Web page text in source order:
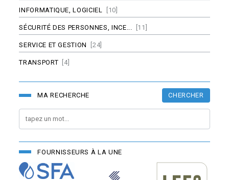
INFORMATIQUE, LOGICIEL [10]
SÉCURITÉ DES PERSONNES, INCE... [11]
SERVICE ET GESTION [24]
TRANSPORT [4]
MA RECHERCHE CHERCHER
FOURNISSEURS À LA UNE